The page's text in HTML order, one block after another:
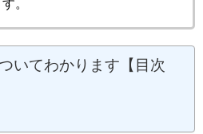
。
いてわかります【目次